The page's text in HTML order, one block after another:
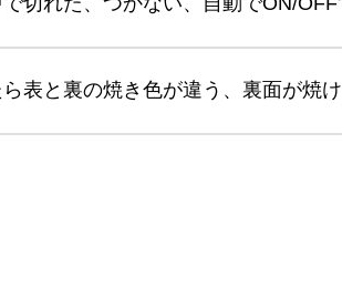
表と裏の焼き色が違う、裏面が焼